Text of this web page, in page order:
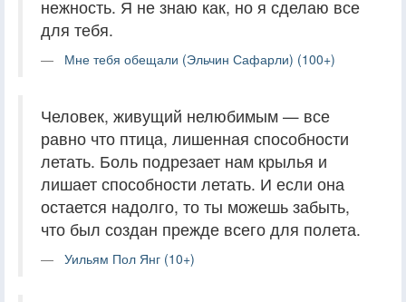
нежность. Я не знаю как, но я сделаю все
для тебя.
Мне тебя обещали (Эльчин Сафарли) (100+)
Человек, живущий нелюбимым — все
равно что птица, лишенная способности
летать. Боль подрезает нам крылья и
лишает способности летать. И если она
остается надолго, то ты можешь забыть,
что был создан прежде всего для полета.
Уильям Пол Янг (10+)